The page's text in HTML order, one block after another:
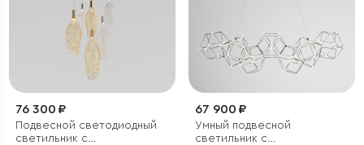
76 300 ₽
Подвесной светодиодный
светильник с
67 900 ₽
Умный подвесной
светильник с